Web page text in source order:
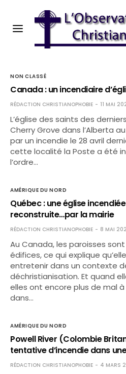
NON CLASSÉ
Canada : un incendiaire
RÉDACTION CHRISTIANOPHOBIE 11 MAI
L’église des saints des
Cherry Grove dans l’Alberta
par un incendie le 28 avril
cette localité la Poste a été
l’ordre…
AMÉRIQUE DU NORD
Québec : une église
reconstruite…par la mairie
RÉDACTION CHRISTIANOPHOBIE 8 MAI
Au Canada, les paroisses
édifices, ce qui explique
entretenir dans un contexte
déchristianisation. Et quand
elles ont encore plus de mal
dans…
AMÉRIQUE DU NORD
Powell River (Colombie
tentative d’incendie dans
RÉDACTION CHRISTIANOPHOBIE 4 MARS